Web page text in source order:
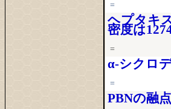
=
ヘプタキ
密度は
=
α-シクロ
=
PBNの融